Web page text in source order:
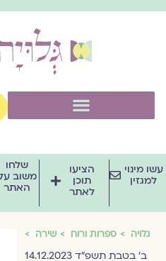
מינוי
למגזין
הציעו
תוכן
לאתר
שלחו
משוב על
האתר
גלויה ספרות ורוח שירה
ב׳ בטבת תשפ״ד 14.12.2023